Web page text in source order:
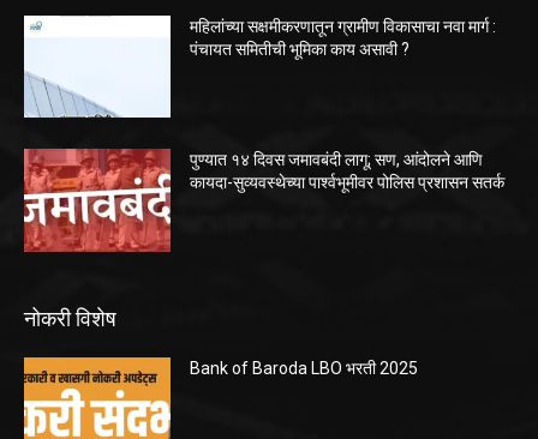
महिलांच्या सक्षमीकरणातून ग्रामीण विकासाचा नवा मार्ग :
पंचायत समितीची भूमिका काय असावी ?
पुण्यात १४ दिवस जमावबंदी लागू; सण, आंदोलने आणि
कायदा-सुव्यवस्थेच्या पार्श्वभूमीवर पोलिस प्रशासन सतर्क
नोकरी विशेष
Bank of Baroda LBO भरती 2025